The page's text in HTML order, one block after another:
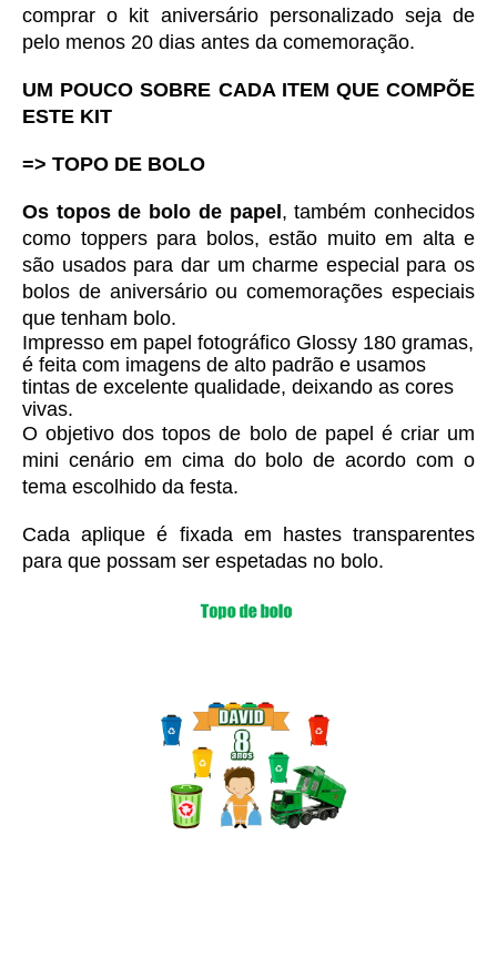
comprar o kit aniversário personalizado seja de
pelo menos 20 dias antes da comemoração.
UM POUCO SOBRE CADA ITEM QUE COMPÕE
ESTE KIT
=> TOPO DE BOLO
Os topos de bolo de papel , também conhecidos
como toppers para bolos, estão muito em alta e
são usados para dar um charme especial para os
bolos de aniversário ou comemorações especiais
que tenham bolo.
Impresso em papel fotográfico Glossy 180 gramas,
é feita com imagens de alto padrão e usamos
tintas de excelente qualidade, deixando as cores
vivas.
O objetivo dos topos de bolo de papel é criar um
mini cenário em cima do bolo de acordo com o
tema escolhido da festa.
Cada aplique é fixada em hastes transparentes
para que possam ser espetadas no bolo.